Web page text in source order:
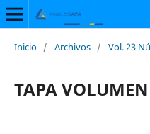
Inicio / Archivos / Vol. 23
TAPA